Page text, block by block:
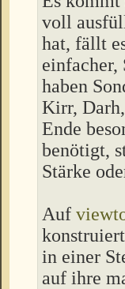
voll
hat, fällt
einfacher,
haben
Kirr,
Ende
benötigt,
Stärke
Auf
in einer
auf ihre